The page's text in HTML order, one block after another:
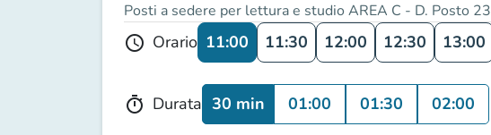
Posti a sedere per lettura e studio AREA C - D. Posto 23
schedule Orario 11:00 11:30 12:00 12:30 13:00
timer Durata 30 min 01:00 01:30 02:00